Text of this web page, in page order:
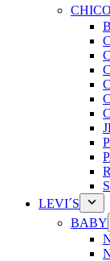
CHICO
LEVI´S
BABY